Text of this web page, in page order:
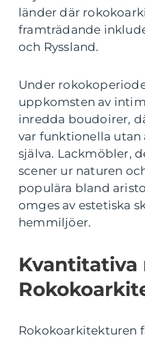
länder där
framträdande
och Ryssland.
Under
uppkomsten av
inredda boudoirer,
var funktionella utan
själva. Lackmöbler,
scener ur naturen
populära bland
omges av estetiska
hemmiljöer.
Rokokoarkitekturen